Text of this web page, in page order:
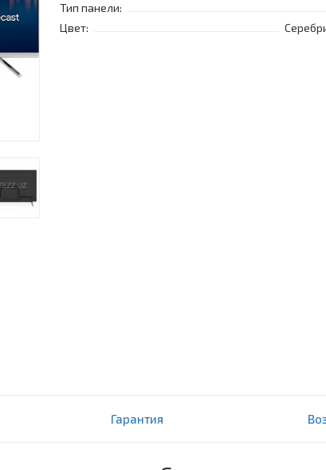
Тип панели:
Цвет:
Гарантия